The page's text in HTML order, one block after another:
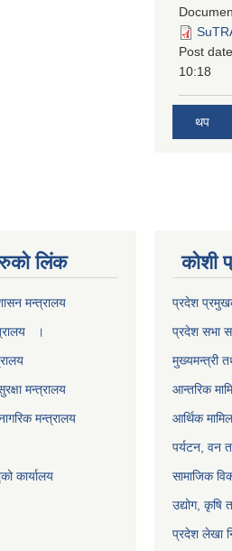
Post
10:18
थप
लिंक
मन्त्रालय
।
मन्त्रालय
मन्त्रालय
कार्यालय
कोशी
प्रदेश
प्रदेश सभा
मुख्यमन्त्री
आन्तरिक
आर्थिक
पर्यटन, वन
सामाजिक
उद्योग, कृषि
प्रदेश लेखा